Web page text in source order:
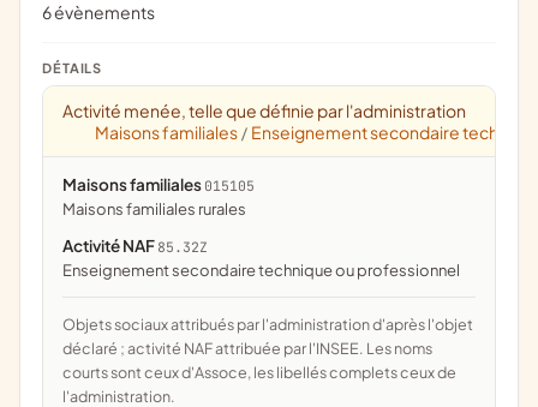
6 évènements
DÉTAILS
Activité menée, telle que définie par l'administration
Maisons familiales / Enseignement secondaire
Maisons familiales 015105
maisons familiales rurales
Activité NAF 85.32Z
Enseignement secondaire technique ou professionnel
Objets sociaux attribués par l'administration d'après l'objet
déclaré ; activité NAF attribuée par l'INSEE. Les noms
courts sont ceux d'Assoce, les libellés complets ceux de
l'administration.